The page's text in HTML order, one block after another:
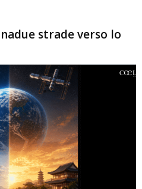
strade verso lo